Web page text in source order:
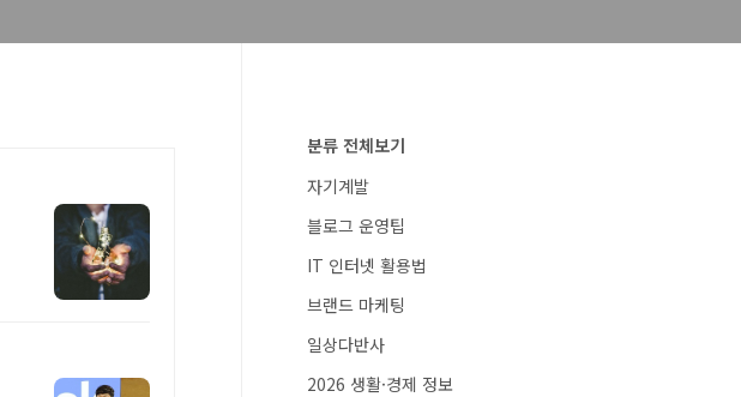
분류 전체보기
자기계발
블로그 운영팁
IT 인터넷 활용법
브랜드 마케팅
일상다반사
2026 생활·경제 정보